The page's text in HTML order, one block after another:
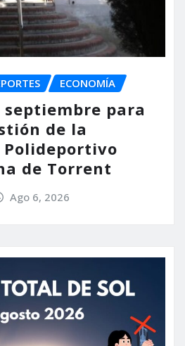
ECONOMÍA
septiembre para
de la
de Torrent
Ago 6, 2026